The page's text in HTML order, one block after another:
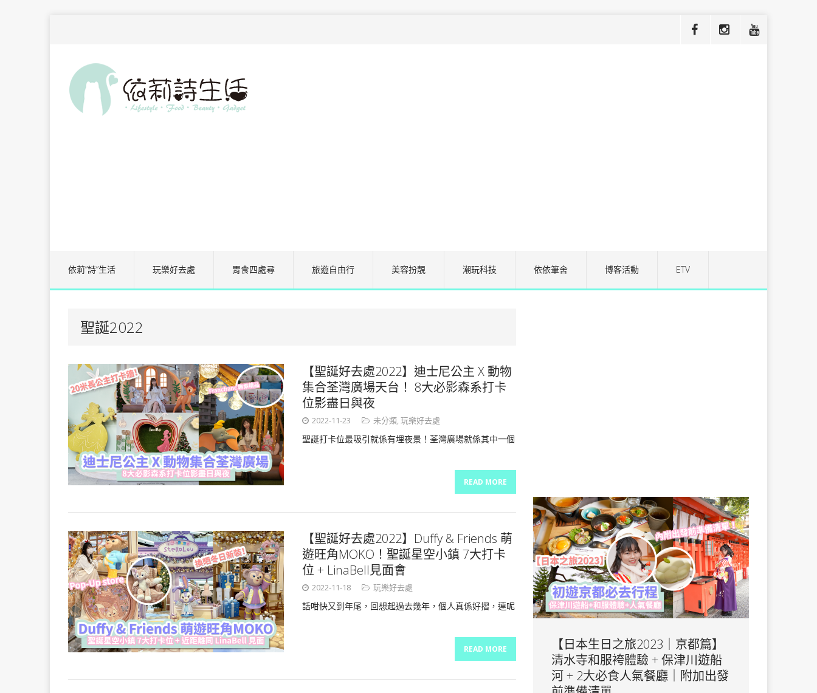
依莉”詩”生活 玩樂好去處 胃食四處尋 旅遊自由行 美容扮靚 潮玩科技 依依筆舍 博客活動 ETV
聖誕2022
【聖誕好去處2022】迪士尼公主 X 動物
集合荃灣廣場天台！ 8大必影森系打卡
位影盡日與夜
2022-11-23 未分類,玩樂好去處
聖誕打卡位最吸引就係有埋夜景！荃灣廣場就係其中一個
READ MORE
【聖誕好去處2022】Duffy & Friends 萌
遊旺角MOKO！聖誕星空小鎮 7大打卡
位 + LinaBell見面會
2022-11-18 玩樂好去處
話咁快又到年尾，回想起過去幾年，個人真係好摺，連呢
READ MORE
【日本生日之旅2023｜京都篇】
清水寺和服袴體驗 + 保津川遊船
河 + 2大必食人氣餐廳｜附加出發